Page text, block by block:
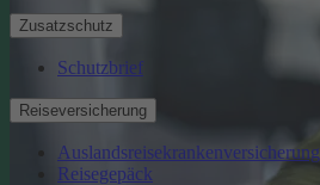
Zusatzschutz
Schutzbrief
Reiseversicherung
Auslandsreisekrankenversicherung
Reisegepäck